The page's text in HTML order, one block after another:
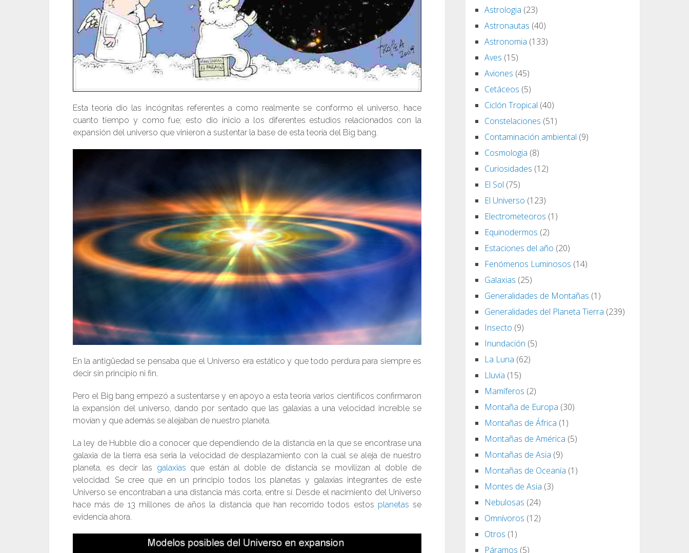
Esta teoría dio las incógnitas referentes a como realmente se conformo el universo, hace
cuanto tiempo y como fue; esto dio inicio a los diferentes estudios relacionados con la
expansión del universo que vinieron a sustentar la base de esta teoría del Big bang.
En la antigüedad se pensaba que el Universo era estático y que todo perdura para siempre es
decir sin principio ni fin.
Pero el Big bang empezó a sustentarse y en apoyo a esta teoría varios científicos confirmaron
la expansión del universo, dando por sentado que las galaxias a una velocidad increíble se
movían y que además se alejaban de nuestro planeta.
La ley de Hubble dio a conocer que dependiendo de la distancia en la que se encontrase una
galaxia de la tierra esa seria la velocidad de desplazamiento con la cual se aleja de nuestro
planeta, es decir las galaxias que están al doble de distancia se movilizan al doble de
velocidad. Se cree que en un principio todos los planetas y galaxias integrantes de este
Universo se encontraban a una distancia más corta, entre sí. Desde el nacimiento del Universo
hace más de 13 millones de años la distancia que han recorrido todos estos planetasse
evidencia ahora.
Astrologia (23)
Astronautas (40)
Astronomia (133)
Aves (15)
Aviones (45)
Cetáceos (5)
Ciclón Tropical (40)
Constelaciones (51)
Contaminación ambiental (9)
Cosmologia (8)
Curiosidades (12)
El Sol (75)
El Universo (123)
Electrometeoros (1)
Equinodermos (2)
Estaciones del año (20)
Fenómenos Luminosos (14)
Galaxias (25)
Generalidades de Montañas (1)
Generalidades del Planeta Tierra (239)
Insecto (9)
Inundación (5)
La Luna (62)
Lluvia (15)
Mamíferos (2)
Montaña de Europa (30)
Montañas de África (1)
Montañas de América (5)
Montañas de Asia (9)
Montañas de Oceanía (1)
Montes de Asia (3)
Nebulosas (24)
Omnívoros (12)
Otros (1)
Páramos (5)